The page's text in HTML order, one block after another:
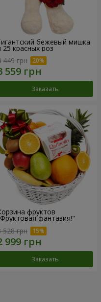
бежевый мишка
25 красных роз
449 грн
Заказать
фруктов
фантазия!"
528 грн
Заказать